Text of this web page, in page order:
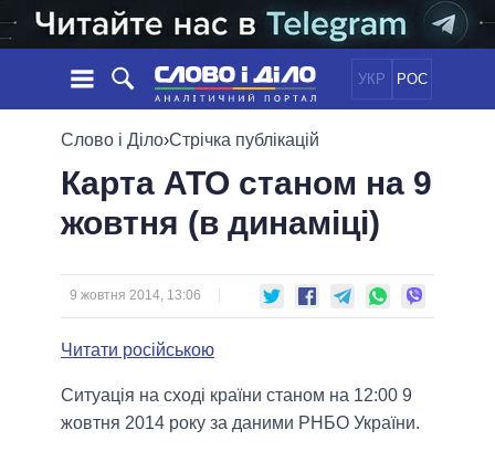
УКР РОС
НОВИНИ
СТРІЧКА
ПОДІЇ
ДУМКИ
ОГЛЯДИ
ДАЙДЖЕСТИ
ПОЛІТИКА
ЕКОНОМІКА
СВІТ
ОБIЦЯНКИ
ПОЛIТИКИ
УСІ ПОЛІТИКИ
ПРЕЗИДЕНТ І ОФІС
ВЕРХОВНА РАДА
ГОЛОВИ ОБЛАДМІНІСТРАЦІЙ
ІНФОГРАФІКА
ПОРІВНЯННЯ ПОЛІТИКІВ
Слово і Діло›Стрічка публікацій
Карта АТО станом на 9
жовтня (в динаміці)
9 жовтня 2014, 13:06
Читати російською
Ситуація на сході країни станом на 12:00 9
жовтня 2014 року за даними РНБО України.